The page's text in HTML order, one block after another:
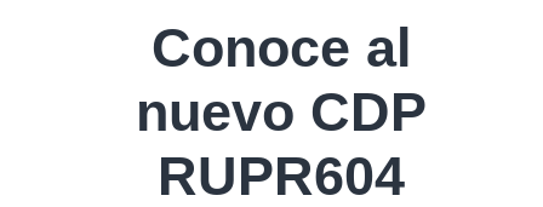
Conoce al
nuevo CDP
RUPR604